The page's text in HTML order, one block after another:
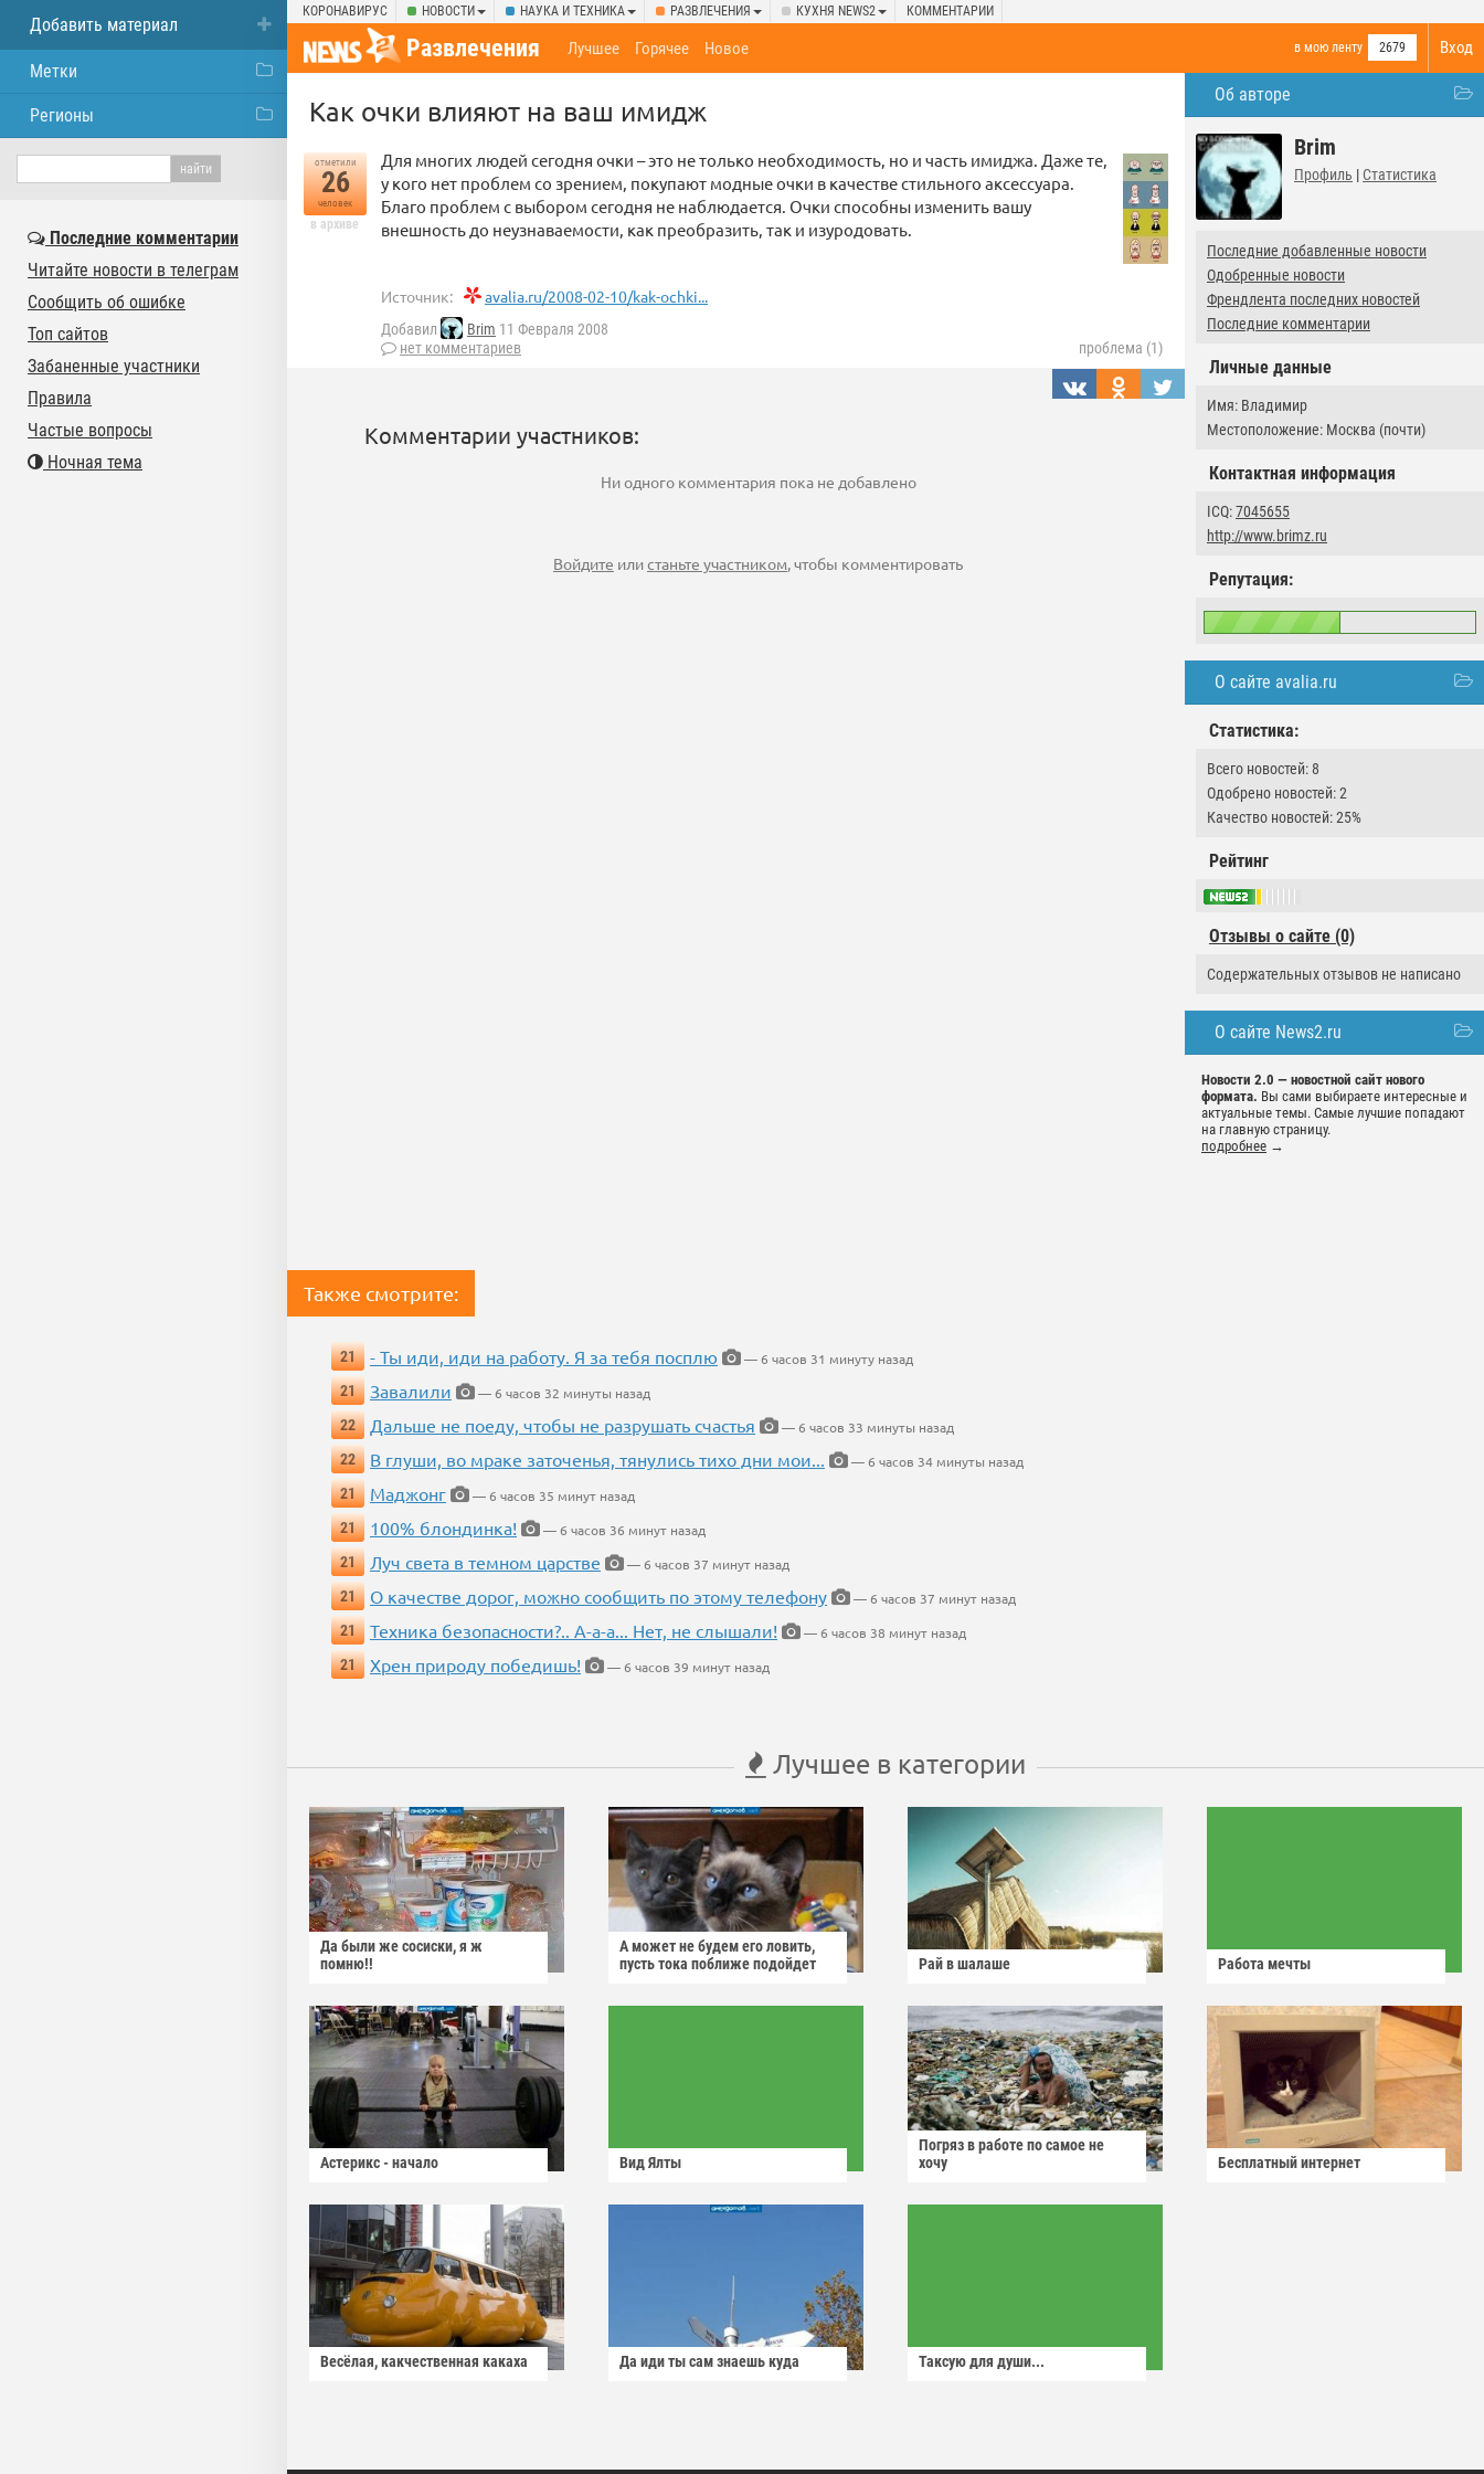
КОРОНАВИРУС НОВОСТИ НАУКА И ТЕХНИКА РАЗВЛЕЧЕНИЯ КУХНЯ NEWS2 КОММЕНТАРИИ
Вход
Развлечения в мою ленту 2679
Лучшее Горячее Новое
Об авторе
Brim
Профиль | Статистика
Последние добавленные новости
Одобренные новости
Френдлента последних новостей
Последние комментарии
Личные данные
Имя: Владимир
Местоположение: Москва (почти)
Контактная информация
ICQ:7045655
http://www.brimz.ru
Репутация:
О сайте avalia.ru
Статистика:
Всего новостей: 8
Одобрено новостей: 2
Качество новостей: 25%
Рейтинг
Отзывы о сайте (0)
Содержательных отзывов не написано
О сайте News2.ru
Новости 2.0 — новостной сайт нового
формата. Вы сами выбираете интересные и
актуальные темы. Самые лучшие попадают
на главную страницу.
подробнее →
Как очки влияют на ваш имидж
отметили
26
человек
в архиве
Для многих людей сегодня очки – это не только необходимость, но и часть имиджа. Даже те,
у кого нет проблем со зрением, покупают модные очки в качестве стильного аксессуара.
Благо проблем с выбором сегодня не наблюдается. Очки способны изменить вашу
внешность до неузнаваемости, как преобразить, так и изуродовать.
Источник: avalia.ru/2008-02-10/kak-ochki...
Добавил Brim 11 Февраля 2008
нет комментариев
проблема (1)
Комментарии участников:
Ни одного комментария пока не добавлено
Войдите илистаньте участником, чтобы комментировать
Также смотрите:
21 - Ты иди, иди на работу. Я за тебя посплю
— 6 часов 31 минуту назад
21
Завалили
— 6 часов 32 минуты назад
22
Дальше не поеду, чтобы не разрушать счастья
— 6 часов 33 минуты назад
22
В глуши, во мраке заточенья, тянулись тихо дни мои...
— 6 часов 34 минуты назад
21
Маджонг
— 6 часов 35 минут назад
21
100% блондинка!
— 6 часов 36 минут назад
21
Луч света в темном царстве
— 6 часов 37 минут назад
21
О качестве дорог, можно сообщить по этому телефону
— 6 часов 37 минут назад
21
Техника безопасности?.. А-а-а... Нет, не слышали!
— 6 часов 38 минут назад
21
Хрен природу победишь! — 6 часов 39 минут назад
Лучшее в категории
Да были же сосиски, я ж
помню!!
А может не будем его ловить,
пусть тока поближе подойдет
Рай в шалаше Работа мечты
Астерикс - начало Вид Ялты
Погряз в работе по самое не
хочу
Бесплатный интернет
Весёлая, какчественная какаха Да иди ты сам знаешь куда Таксую для души...
Добавить материал
Метки
Регионы
Последние комментарии
Читайте новости в телеграм
Сообщить об ошибке
Топ сайтов
Забаненные участники
Правила
Частые вопросы
Ночная тема